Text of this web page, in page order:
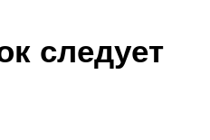
следует